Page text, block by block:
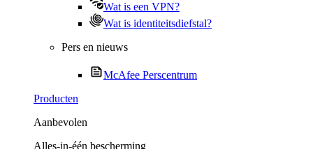
Wat is een VPN?
Wat is identiteitsdiefstal?
Pers en nieuws
McAfee Perscentrum
Producten
Aanbevolen
Alles-in-één bescherming